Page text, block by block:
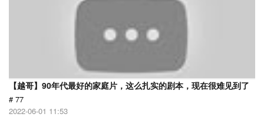
【越哥】90年代最好的家庭片，这么扎实的剧本，现在很难见到了
# 77
2022-06-01 11:53